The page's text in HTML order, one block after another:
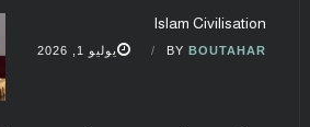
Islam Civilisation
BY BOUTAHAR يوليو 1, 2026